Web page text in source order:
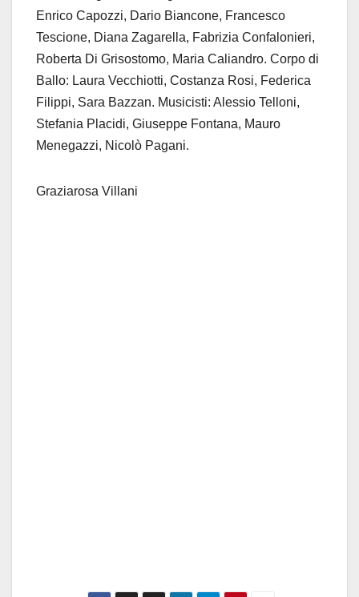
Enrico Capozzi, Dario Biancone, Francesco
Tescione, Diana Zagarella, Fabrizia Confalonieri,
Roberta Di Grisostomo, Maria Caliandro. Corpo di
Ballo: Laura Vecchiotti, Costanza Rosi, Federica
Filippi, Sara Bazzan. Musicisti: Alessio Telloni,
Stefania Placidi, Giuseppe Fontana, Mauro
Menegazzi, Nicolò Pagani.
Graziarosa Villani